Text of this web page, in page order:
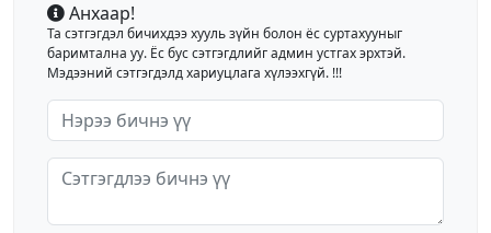
Анхаар!
Та сэтгэгдэл бичихдээ хууль зүйн болон ёс суртахууныг
баримтална уу. Ёс бус сэтгэгдлийг админ устгах эрхтэй.
Мэдээний сэтгэгдэлд хариуцлага хүлээхгүй. !!!